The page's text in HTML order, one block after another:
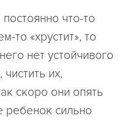
что-то
то «хрустит», то
нет устойчивого
их,
скоро они опять
ребенок сильно